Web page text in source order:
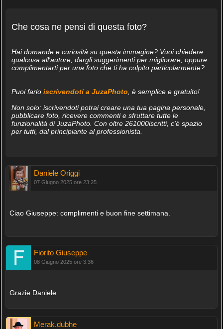
Che cosa ne pensi di questa foto?
Hai domande e curiosità su questa immagine? Vuoi chiedere
qualcosa all'autore, dargli suggerimenti per migliorare, oppure
complimentarti per una foto che ti ha colpito particolarmente?
Puoi farlo iscrivendoti a JuzaPhoto , è semplice e gratuito!
Non solo: iscrivendoti potrai creare una tua pagina personale,
pubblicare foto, ricevere commenti e sfruttare tutte le
funzionalità di JuzaPhoto. Con oltre 261000iscritti, c'è spazio
per tutti, dal principiante al professionista.
Daniele Origgi
07 Giugno 2025 ore 23:25
Ciao Giuseppe: complimenti e buon fine settimana.
Fiorito Giuseppe
08 Giugno 2025 ore 3:36
Grazie Daniele
Merak.dubhe